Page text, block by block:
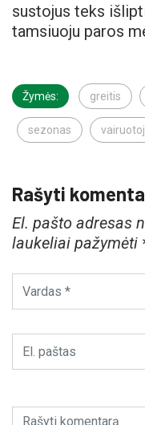
sustojus teks
tamsiuoju paros
Žymės: greitis
sezonas
Rašyti
El. pašto adresas
laukeliai pažymėti